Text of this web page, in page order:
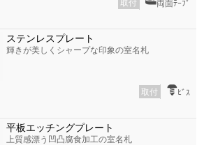
取付 両面ﾃｰﾌﾟ
ステンレスプレート
輝きが美しくシャープな印象の室名札
取付 ﾋﾞｽ
平板エッチングプレート
上質感漂う凹凸腐食加工の室名札